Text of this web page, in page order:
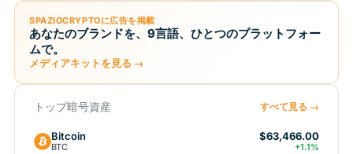
SPAZIOCRYPTOに広告を掲載
あなたのブランドを、9言語、ひとつのプラットフォー
ムで。
メディアキットを見る →
トップ暗号資産 すべて見る →
Bitcoin
BTC
$63,466.00
+1.1%